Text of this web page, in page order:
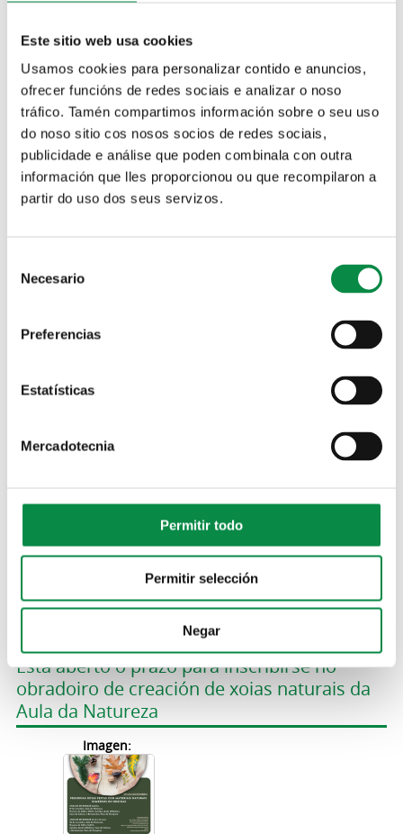
Este sitio web usa cookies
Usamos cookies para personalizar contido e anuncios,
ofrecer funcións de redes sociais e analizar o noso
tráfico. Tamén compartimos información sobre o seu uso
do noso sitio cos nosos socios de redes sociais,
publicidade e análise que poden combinala con outra
información que lles proporcionou ou que recompilaron a
partir do uso dos seus servizos.
Selection
Necesario
Preferencias
Estatísticas
Mercadotecnia
Permitir todo
Permitir selección
Negar
> Aula da Natureza: excursión á lagoa de
Cospeito
Excursións
Preséntase a programación da Aula da
Natureza para o primeiro semestre do ano
A Aula da Natureza acolle este sábado, 26 de
artesanais
> Obradoiro de xoias artesanais da Aula da
Actividades
Está aberto o prazo para inscribirse no
obradoiro de creación de xoias naturais da
Aula da Natureza
Imagen: